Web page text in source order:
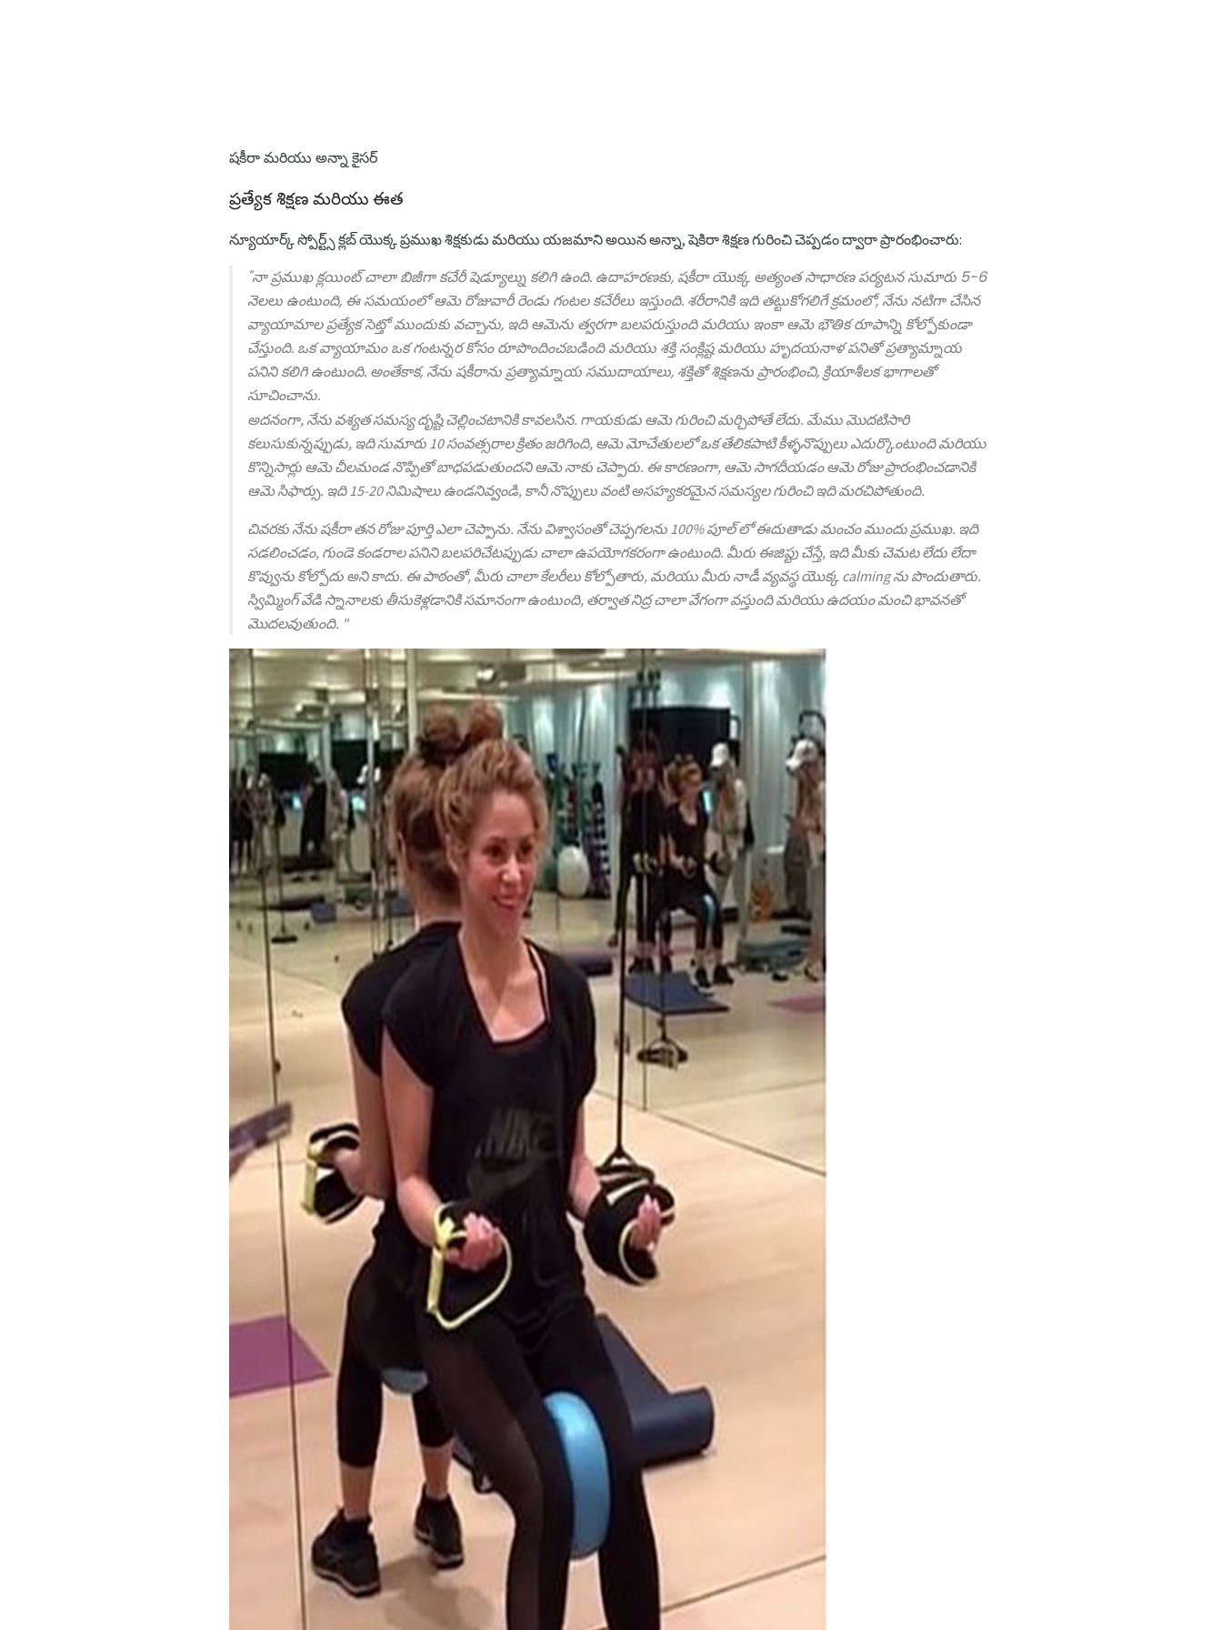
షకీరా మరియు అన్నా కైసర్
ప్రత్యేక శిక్షణ మరియు ఈత
న్యూయార్క్ స్పోర్ట్స్ క్లబ్ యొక్క ప్రముఖ శిక్షకుడు మరియు యజమాని అయిన అన్నా, షెకిరా శిక్షణ గురించి చెప్పడం ద్వారా ప్రారంభించారు:
"నా ప్రముఖ క్లయింట్ చాలా బిజీగా కచేరీ షెడ్యూల్ను కలిగి ఉంది. ఉదాహరణకు, షకీరా యొక్క అత్యంత సాధారణ పర్యటన సుమారు 5-6
నెలలు ఉంటుంది, ఈ సమయంలో ఆమె రోజువారీ రెండు గంటల కచేరీలు ఇస్తుంది. శరీరానికి ఇది తట్టుకోగలిగే క్రమంలో, నేను నటిగా చేసిన
వ్యాయామాల ప్రత్యేక సెట్తో ముందుకు వచ్చాను, ఇది ఆమెను త్వరగా బలపరుస్తుంది మరియు ఇంకా ఆమె భౌతిక రూపాన్ని కోల్పోకుండా
చేస్తుంది. ఒక వ్యాయామం ఒక గంటన్నర కోసం రూపొందించబడింది మరియు శక్తి సంక్లిష్ట మరియు హృదయనాళ పనితో ప్రత్యామ్నాయ
పనిని కలిగి ఉంటుంది. అంతేకాక, నేను షకీరాను ప్రత్యామ్నాయ సముదాయాలు, శక్తితో శిక్షణను ప్రారంభించి, క్రియాశీలక భాగాలతో
సూచించాను.
అదనంగా, నేను వశ్యత సమస్య దృష్టి చెల్లించటానికి కావలసిన. గాయకుడు ఆమె గురించి మర్చిపోతే లేదు. మేము మొదటిసారి
కలుసుకున్నప్పుడు, ఇది సుమారు 10 సంవత్సరాల క్రితం జరిగింది, ఆమె మోచేతులలో ఒక తేలికపాటి కీళ్ళనొప్పులు ఎదుర్కొంటుంది మరియు
కొన్నిసార్లు ఆమె చీలమండ నొప్పితో బాధపడుతుందని ఆమె నాకు చెప్పారు. ఈ కారణంగా, ఆమె సాగదీయడం ఆమె రోజు ప్రారంభించడానికి
ఆమె సిఫార్సు. ఇది 15-20 నిమిషాలు ఉండనివ్వండి, కానీ నొప్పులు వంటి అసహ్యకరమైన సమస్యల గురించి ఇది మరచిపోతుంది.
చివరకు నేను షకీరా తన రోజు పూర్తి ఎలా చెప్పాను. నేను విశ్వాసంతో చెప్పగలను 100% పూల్ లో ఈదుతాడు మంచం ముందు ప్రముఖ. ఇది
సడలించడం, గుండె కండరాల పనిని బలపరిచేటప్పుడు చాలా ఉపయోగకరంగా ఉంటుంది. మీరు ఈజిప్టు చేస్తే, ఇది మీకు చెమట లేదు లేదా
కొవ్వును కోల్పోదు అని కాదు. ఈ పాఠంతో, మీరు చాలా కేలరీలు కోల్పోతారు, మరియు మీరు నాడీ వ్యవస్థ యొక్క calming ను పొందుతారు.
స్విమ్మింగ్ వేడి స్నానాలకు తీసుకెళ్లడానికి సమానంగా ఉంటుంది, తర్వాత నిద్ర చాలా వేగంగా వస్తుంది మరియు ఉదయం మంచి భావనతో
మొదలవుతుంది. "